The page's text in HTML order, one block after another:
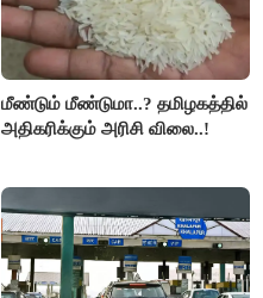
மீண்டும் மீண்டுமா..? தமிழகத்தில்
அதிகரிக்கும் அரிசி விலை..!